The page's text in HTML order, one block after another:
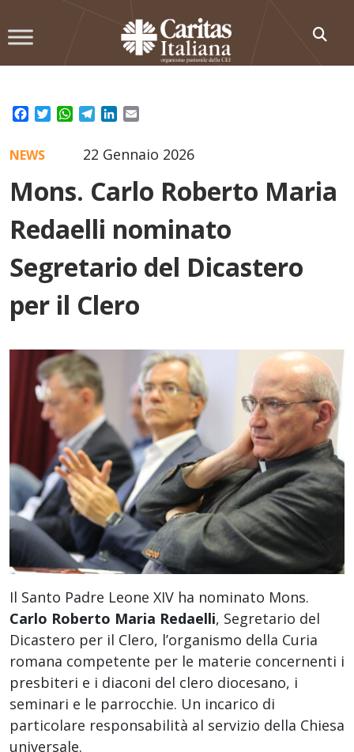
to
Facebook
TwitterWhatsApp
TelegramLinkedIn
22 Gennaio 2026
NEWS
Mons. Carlo Roberto Maria
Redaelli nominato
Segretario del Dicastero
per il Clero
Il Santo Padre Leone XIV ha nominato Mons.
Carlo Roberto Maria Redaelli, Segretario del
Dicastero per il Clero, l’organismo della Curia
romana competente per le materie concernenti i
presbiteri e i diaconi del clero diocesano, i
seminari e le parrocchie. Un incarico di
particolare responsabilità al servizio della Chiesa
universale.